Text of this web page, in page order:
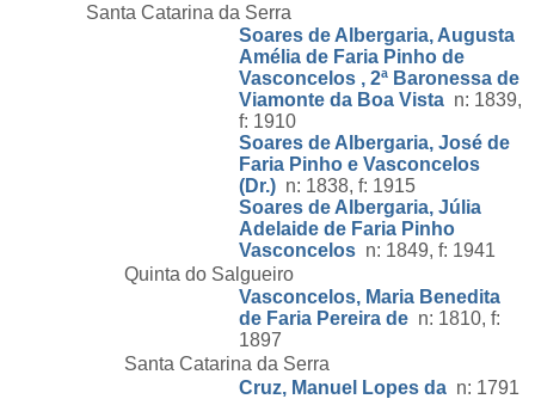
Santa Catarina da Serra
Soares de Albergaria, Augusta
Amélia de Faria Pinho de
Vasconcelos , 2ª Baronessa de
Viamonte da Boa Vista n: 1839,
f: 1910
Soares de Albergaria, José de
Faria Pinho e Vasconcelos
(Dr.) n: 1838, f: 1915
Soares de Albergaria, Júlia
Adelaide de Faria Pinho
Vasconcelos n: 1849, f: 1941
Quinta do Salgueiro
Vasconcelos, Maria Benedita
de Faria Pereira de n: 1810, f:
1897
Santa Catarina da Serra
Cruz, Manuel Lopes da n: 1791